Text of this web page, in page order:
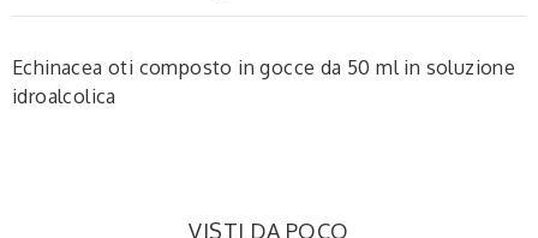
Echinacea oti composto in gocce da 50 ml in soluzione
idroalcolica
VISTI DA POCO